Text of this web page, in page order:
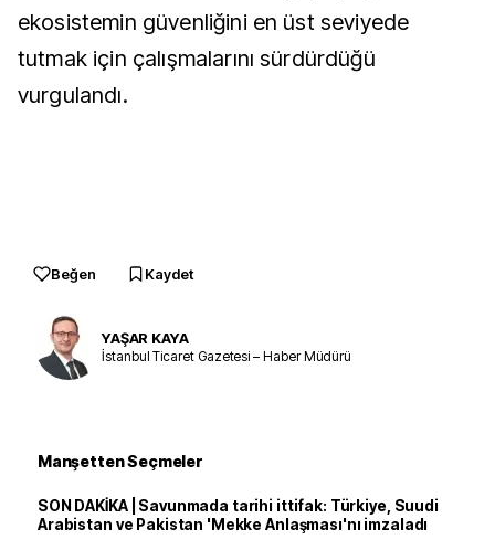
ekosistemin güvenliğini en üst seviyede
tutmak için çalışmalarını sürdürdüğü
vurgulandı.
Beğen Kaydet
YAŞAR KAYA
İstanbul Ticaret Gazetesi – Haber Müdürü
Manşetten Seçmeler
SON DAKİKA | Savunmada tarihi ittifak: Türkiye, Suudi
Arabistan ve Pakistan 'Mekke Anlaşması'nı imzaladı